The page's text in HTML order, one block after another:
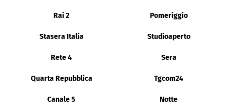
Rai 2 Pomeriggio
Stasera Italia Studioaperto
Rete 4 Sera
Quarta Repubblica Tgcom24
Canale 5 Notte